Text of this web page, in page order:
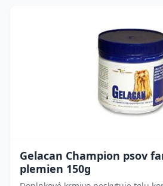
Gelacan Champion psov
plemien 150g